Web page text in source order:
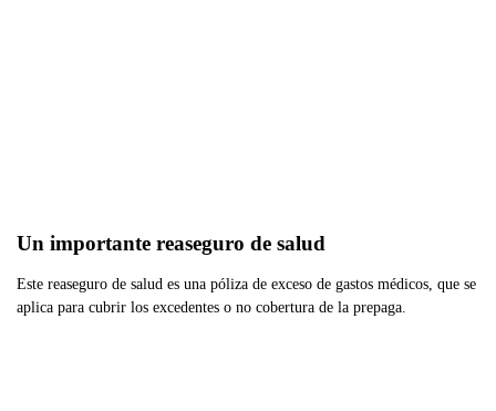
Un importante reaseguro de salud
Este reaseguro de salud es una póliza de exceso de gastos médicos, que se
aplica para cubrir los excedentes o no cobertura de la prepaga.